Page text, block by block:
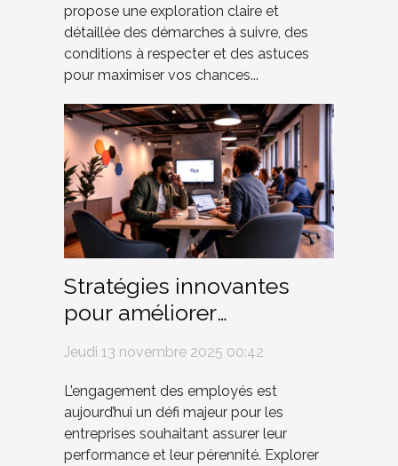
propose une exploration claire et
détaillée des démarches à suivre, des
conditions à respecter et des astuces
pour maximiser vos chances...
Stratégies innovantes
pour améliorer
employés
Jeudi 13 novembre 2025 00:42
L’engagement des employés est
aujourd’hui un défi majeur pour les
entreprises souhaitant assurer leur
performance et leur pérennité. Explorer